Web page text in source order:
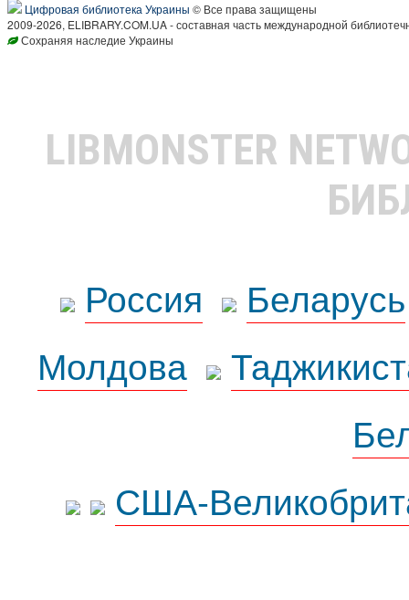
Цифровая библиотека Украины © Все права защищены
2009-2026, ELIBRARY.COM.UA - составная часть международной
Сохраняя наследие Украины
LIBMONSTER
Россия
Беларусь
Молдова
США-